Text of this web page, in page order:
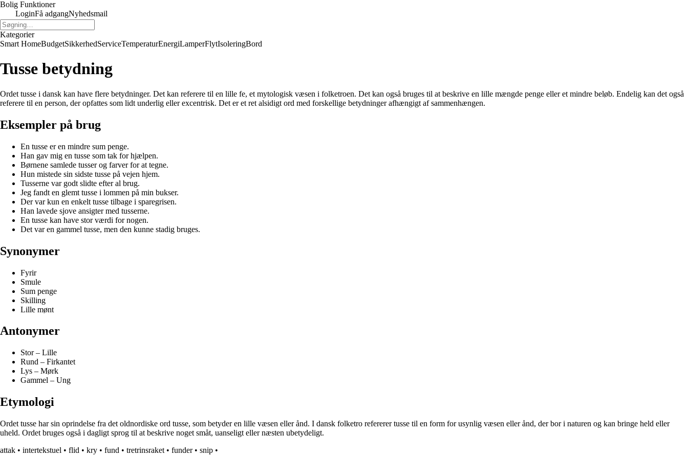
Bolig Funktioner
LoginFå adgangNyhedsmail
Kategorier
Smart HomeBudgetSikkerhedServiceTemperaturEnergiLamperFlytIsoleringBord
Tusse betydning
Ordet tusse i dansk kan have flere betydninger. Det kan referere til en lille fe, et mytologisk væsen i folketroen. Det kan også bruges til at beskrive en lille mængde penge eller et mindre beløb. Endelig kan det også
referere til en person, der opfattes som lidt underlig eller excentrisk. Det er et ret alsidigt ord med forskellige betydninger afhængigt af sammenhængen.
Eksempler på brug
En tusse er en mindre sum penge.
Han gav mig en tusse som tak for hjælpen.
Børnene samlede tusser og farver for at tegne.
Hun mistede sin sidste tusse på vejen hjem.
Tusserne var godt slidte efter al brug.
Jeg fandt en glemt tusse i lommen på min bukser.
Der var kun en enkelt tusse tilbage i sparegrisen.
Han lavede sjove ansigter med tusserne.
En tusse kan have stor værdi for nogen.
Det var en gammel tusse, men den kunne stadig bruges.
Synonymer
Fyrir
Smule
Sum penge
Skilling
Lille mønt
Antonymer
Stor – Lille
Rund – Firkantet
Lys – Mørk
Gammel – Ung
Etymologi
Ordet tusse har sin oprindelse fra det oldnordiske ord tusse, som betyder en lille væsen eller ånd. I dansk folketro refererer tusse til en form for usynlig væsen eller ånd, der bor i naturen og kan bringe held eller
uheld. Ordet bruges også i dagligt sprog til at beskrive noget småt, uanseligt eller næsten ubetydeligt.
attak • intertekstuel • flid • kry • fund • tretrinsraket • funder• snip •